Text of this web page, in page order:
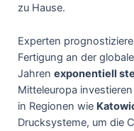
zu Hause.
Experten
Fertigung an der
Jahren exponentiell
Mitteleuropa
in Regionen wie
Drucksysteme, um die